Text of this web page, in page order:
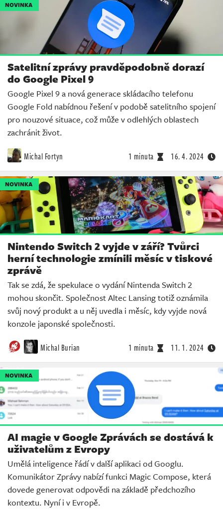
NOVINKA
Satelitní zprávy pravděpodobně dorazí
do Google Pixel 9
Google Pixel 9 a nová generace skládacího telefonu
Google Fold nabídnou řešení v podobě satelitního spojení
pro nouzové situace, což může v odlehlých oblastech
zachránit život.
Michal Fortyn 1 minuta 16. 4. 2024
NOVINKA
Nintendo Switch 2 vyjde v září? Tvůrci
herní technologie zmínili měsíc v tiskové
zprávě
Tak se zdá, že spekulace o vydání Nintenda Switch 2
mohou skončit. Společnost Altec Lansing totiž oznámila
svůj nový produkt a u něj uvedla i měsíc, kdy vyjde nová
konzole japonské společnosti.
Michal Burian 1 minuta 11. 1. 2024
NOVINKA
AI magie v Google Zprávách se dostává k
uživatelům z Evropy
Umělá inteligence řádí v další aplikaci od Googlu.
Komunikátor Zprávy nabízí funkci Magic Compose, která
dovede generovat odpovědi na základě předchozího
kontextu. Nyní i v Evropě.